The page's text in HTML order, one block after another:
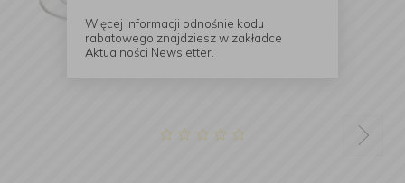
Więcej informacji odnośnie kodu
rabatowego znajdziesz w zakładce
Aktualności Newsletter.